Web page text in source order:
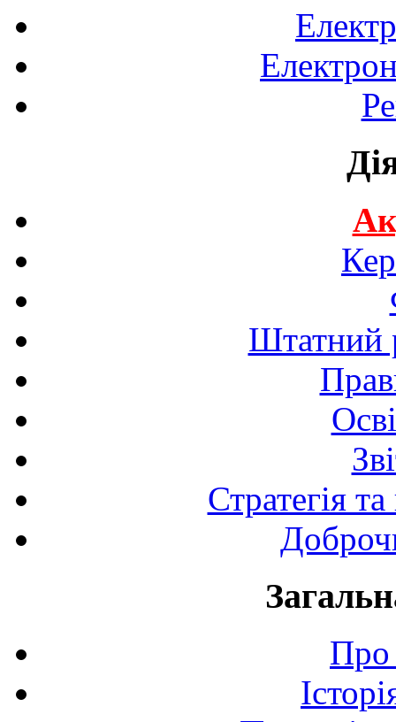
Штатний
Стратегія
Про